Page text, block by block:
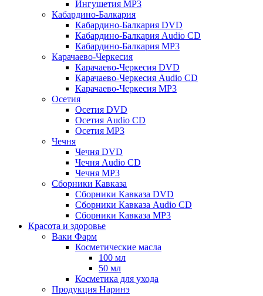
Ингушетия MP3
Кабардино-Балкария
Кабардино-Балкария DVD
Кабардино-Балкария Audio CD
Кабардино-Балкария MP3
Карачаево-Черкесия
Карачаево-Черкесия DVD
Карачаево-Черкесия Audio CD
Карачаево-Черкесия MP3
Осетия
Осетия DVD
Осетия Audio CD
Осетия MP3
Чечня
Чечня DVD
Чечня Audio CD
Чечня MP3
Сборники Кавказа
Сборники Кавказа DVD
Сборники Кавказа Audio CD
Сборники Кавказа MP3
Красота и здоровье
Ваки Фарм
Косметические масла
100 мл
50 мл
Косметика для ухода
Продукция Наринэ